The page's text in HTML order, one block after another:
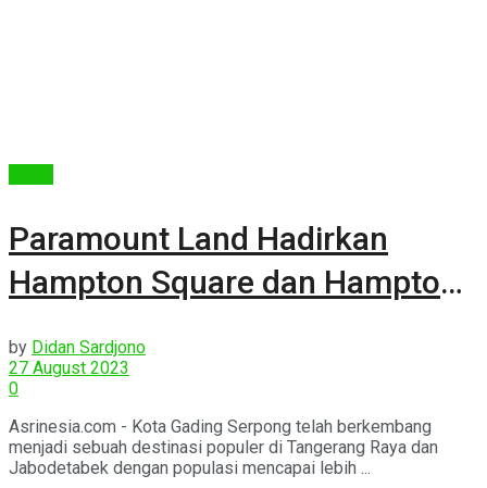
Paramount Land Hadirkan
Hampton Square dan Hampton
by Didan Sardjono
27 August 2023
0
Asrinesia.com - Kota Gading Serpong telah berkembang
menjadi sebuah destinasi populer di Tangerang Raya dan
Jabodetabek dengan populasi mencapai lebih ...